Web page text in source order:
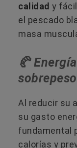
calidad y
el pescado
masa
🥐​
sobrepeso
Al reducir su
su gasto
fundamental
calorías y